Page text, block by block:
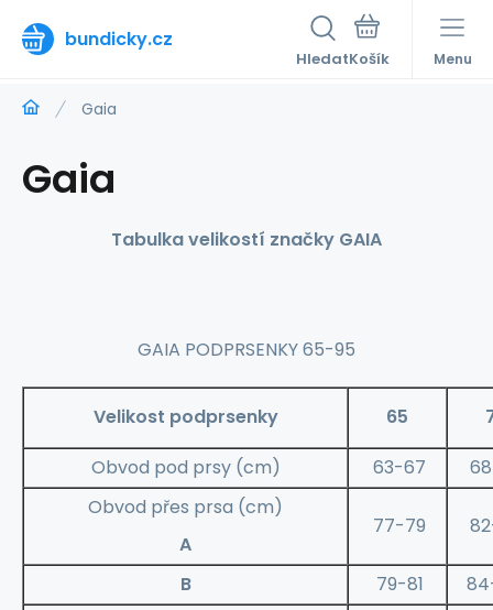
bundicky.cz
Hledat Menu
Gaia
Gaia
Tabulka velikostí značky GAIA
GAIA PODPRSENKY 65-95
Velikost podprsenky 65
Obvod pod prsy (cm)
63-67
Obvod přes prsa (cm)
A
77-79
B 79-81